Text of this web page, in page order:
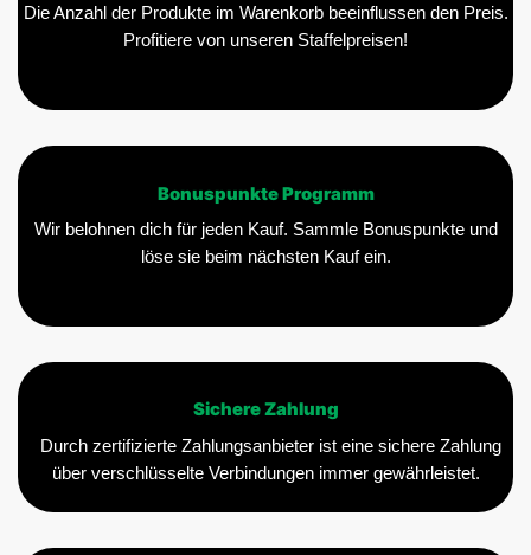
Die Anzahl der Produkte im Warenkorb beeinflussen den Preis.
Profitiere von unseren Staffelpreisen!
Bonuspunkte Programm
Wir belohnen dich für jeden Kauf. Sammle Bonuspunkte und
löse sie beim nächsten Kauf ein.
Sichere Zahlung
Durch zertifizierte Zahlungsanbieter ist eine sichere Zahlung
über verschlüsselte Verbindungen immer gewährleistet.